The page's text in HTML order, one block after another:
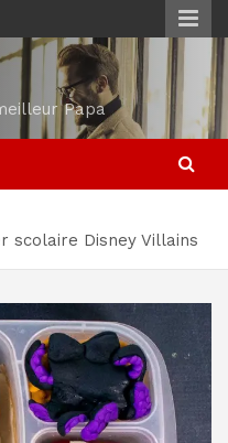
Papa
scolaire Disney Villains